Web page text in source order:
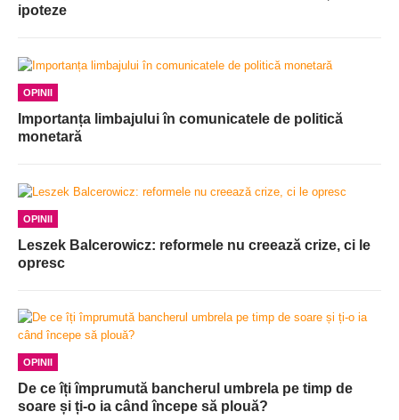
ipoteze
OPINII
Importanța limbajului în comunicatele de politică
monetară
OPINII
Leszek Balcerowicz: reformele nu creează crize, ci le
opresc
OPINII
De ce îți împrumută bancherul umbrela pe timp de
soare și ți-o ia când începe să plouă?